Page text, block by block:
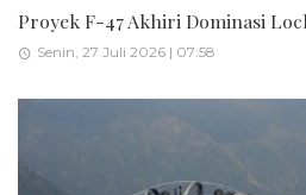
Proyek F-47 Akhiri Dominasi
Senin, 27 Juli 2026 | 07:58